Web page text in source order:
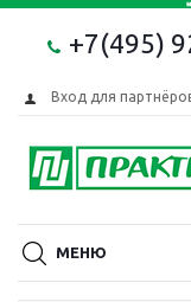
+7(495)
Вход для
МЕНЮ